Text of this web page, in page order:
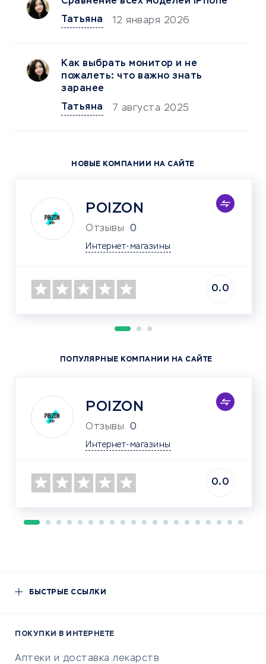
Татьяна
12 января 2026
Как выбрать монитор и не
пожалеть: что важно знать
заранее
Татьяна
7 августа 2025
НОВЫЕ КОМПАНИИ НА САЙТЕ
POIZON
Отзывы 0
Интернет-магазины
0.0
ПОПУЛЯРНЫЕ КОМПАНИИ НА САЙТЕ
POIZON
Отзывы 0
Интернет-магазины
0.0
БЫСТРЫЕ ССЫЛКИ
ПОКУПКИ В ИНТЕРНЕТЕ
Аптеки и доставка лекарств